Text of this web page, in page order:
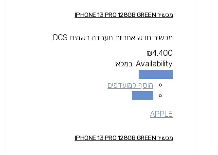
מכשיר IPHONE 13 PRO 128GB GREEN
מכשיר חדש אחריות מעבדה רשמית DCS
₪4,400
Availability: במלאי
הוסף למועדפים
APPLE
מכשיר IPHONE 13 PRO 128GB GREEN